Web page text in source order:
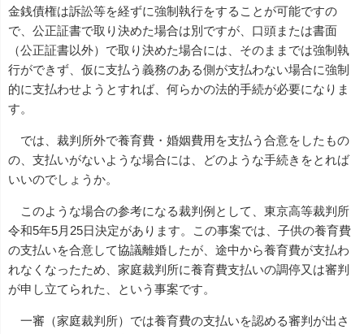
金銭債権は訴訟等を経ずに強制執行をすることが可能ですの
で、公正証書で取り決めた場合は別ですが、口頭または書面
（公正証書以外）で取り決めた場合には、そのままでは強制執
行ができず、仮に支払う義務のある側が支払わない場合に強制
的に支払わせようとすれば、何らかの法的手続が必要になりま
す。
では、裁判所外で養育費・婚姻費用を支払う合意をしたもの
の、支払いがないような場合には、どのような手続きをとれば
いいのでしょうか。
このような場合の参考になる裁判例として、東京高等裁判所
令和5年5月25日決定があります。この事案では、子供の養育費
の支払いを合意して協議離婚したが、途中から養育費が支払わ
れなくなったため、家庭裁判所に養育費支払いの調停又は審判
が申し立てられた、という事案です。
一審（家庭裁判所）では養育費の支払いを認める審判が出さ